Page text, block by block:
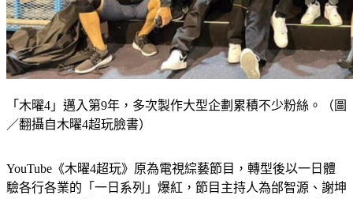
「木曜4」邁入第9年，多次製作大型企劃累積不少粉絲。（圖
／翻攝自木曜4超玩臉書）
YouTube《木曜4超玩》原為電視綜藝節目，轉型後以一日體
驗各行各業的「一日系列」爆紅，節目主持人為邰智源、謝坤